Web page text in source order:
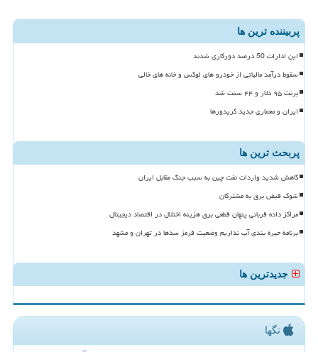
پربیننده ترین ها
این ادارات 50 درصد دورکاری شدند
سقوط درآمد مالیاتی از خودرو های لوکس و خانه های خالی
برنت ۹۵ دلار و ۴۴ سنت شد
ایران و معماری جدید کریدورها
پربحث ترین ها
کاهش شدید واردات نفت چین به سبب جنگ مقابل ایران
شوک قبض برق به مشترکان
مراکز داده قربانی پنهان قطعی برق هزینه اختلال در اقتصاد دیجیتال
برنامه جیره بندی آب نداریم وضعیت قرمز سدها در تهران و مشهد
جدیدترین ها
تگها